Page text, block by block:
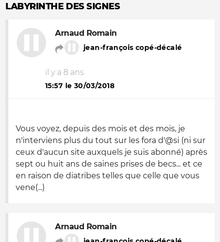
LABYRINTHE DES SIGNES
Arnaud Romain
jean-françois copé-décalé
il y a 8 ans
15:57 le 30/03/2018
Vous voyez, depuis des mois et des mois, je
n'interviens plus du tout sur les fora d'@si (ni sur
ceux d'aucun site auxquels je suis abonné) après
sept ou huit ans de saines prises de becs... et ce
en raison de diatribes telles que celle que vous
vene(...)
Arnaud Romain